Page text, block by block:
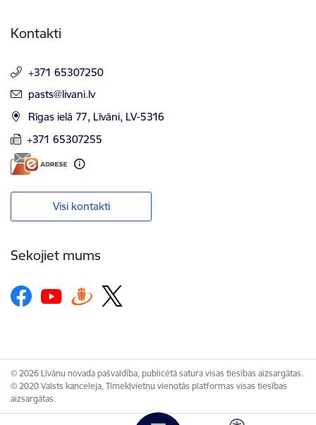
Kontakti
+371 65307250
E-pasts:
pasts@livani.lv
Rīgas ielā 77, Līvāni, LV-5316
+371 65307255
Visi kontakti
Sekojiet mums
© 2026 Līvānu novada pašvaldība, publicētā satura visas tiesības aizsargātas.
© 2020 Valsts kanceleja, Tīmekļvietņu vienotās platformas visas tiesības
aizsargātas.